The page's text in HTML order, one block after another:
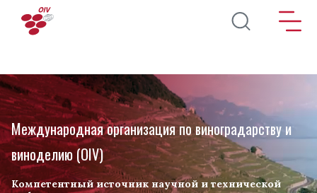
Перейти к основному содержанию
Международная организация по виноградарству и
виноделию (OIV)
Компетентный источник научной и технической